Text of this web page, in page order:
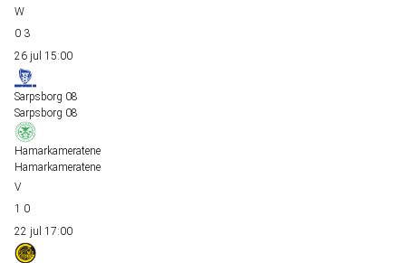
0 3
26 jul 15:00
Sarpsborg 08
Sarpsborg 08
Hamarkameratene
Hamarkameratene
1 0
22 jul 17:00